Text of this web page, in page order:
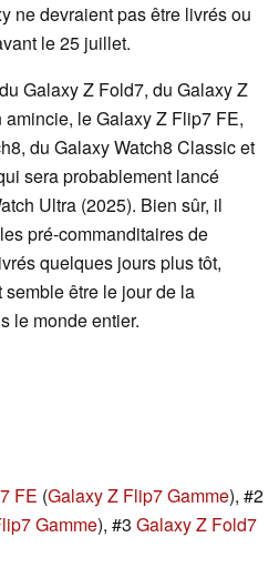
ne devraient pas être livrés ou
le 25 juillet.
Galaxy Z Fold7, du Galaxy Z
le Galaxy Z Flip7 FE,
du Galaxy Watch8 Classic et
sera probablement lancé
Ultra (2025). Bien sûr, il
pré-commanditaires de
quelques jours plus tôt,
être le jour de la
le monde entier.
FE (Galaxy Z Flip7 Gamme), #2
Gamme), #3 Galaxy Z Fold7